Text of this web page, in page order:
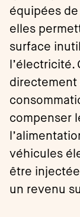
équipées
elles
surface
directement
compenser
véhicules
être
un revenu